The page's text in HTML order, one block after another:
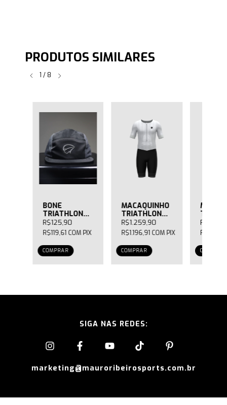
PRODUTOS SIMILARES
1 / 8
BONÉ
TRIATHLON
RACING
R$125,90
R$119,61 COM PIX
COMPRAR
MACAQUINHO
TRIATHLON
AERO PRO
MASCULINO
CINZA
R$1.259,90
R$1.196,91 COM PIX
COMPRAR
AERO
COMPRAR
SIGA NAS REDES:
marketing@mauroribeirosports.com.br